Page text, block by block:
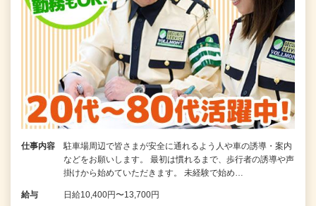
仕事内容
駐車場周辺で皆さまが安全に通れるよう人や車の誘導・案内
などをお願いします。 最初は慣れるまで、歩行者の誘導や声
掛けから始めていただきます。 未経験で始め…
給与 日給10,400円〜13,700円